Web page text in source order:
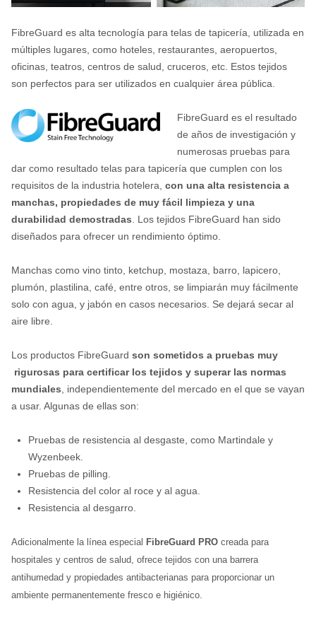
FibreGuard es alta tecnología para telas de tapicería, utilizada en
múltiples lugares, como hoteles, restaurantes, aeropuertos,
oficinas, teatros, centros de salud, cruceros, etc. Estos tejidos
son perfectos para ser utilizados en cualquier área pública.
FibreGuard es el resultado
de años de investigación y
numerosas pruebas para
dar como resultado telas para tapicería que cumplen con los
requisitos de la industria hotelera, con una alta resistencia a
manchas, propiedades de muy fácil limpieza y una
durabilidad demostradas . Los tejidos FibreGuard han sido
diseñados para ofrecer un rendimiento óptimo.
Manchas como vino tinto, ketchup, mostaza, barro, lapicero,
plumón, plastilina, café, entre otros, se limpiarán muy fácilmente
solo con agua, y jabón en casos necesarios. Se dejará secar al
aire libre.
Los productos FibreGuard son sometidos a pruebas muy
rigurosas para certificar los tejidos y superar las normas
mundiales , independientemente del mercado en el que se vayan
a usar. Algunas de ellas son:
Pruebas de resistencia al desgaste, como Martindale y
Wyzenbeek.
Pruebas de pilling.
Resistencia del color al roce y al agua.
Resistencia al desgarro.
Adicionalmente la línea especial FibreGuard PROcreada para
hospitales y centros de salud, ofrece tejidos con una barrera
antihumedad y propiedades antibacterianas para proporcionar un
ambiente permanentemente fresco e higiénico.